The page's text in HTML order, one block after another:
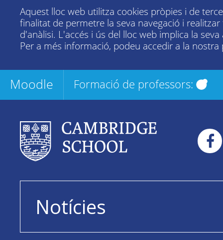
Aquest lloc web utilitza cookies pròpies i de
finalitat de permetre la seva navegació i realitzar
d'anàlisi. L'accés i ús del lloc web implica la seva
Per a més informació, podeu accedir a la nostra
Moodle Formació de professors:
Notícies